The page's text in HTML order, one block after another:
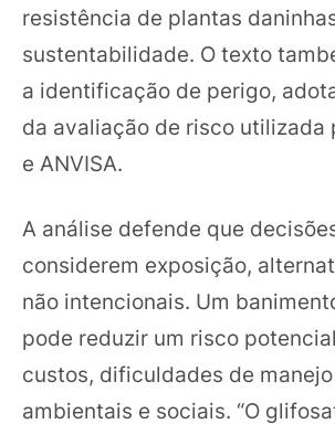
resistência de plantas
sustentabilidade. O texto
a identificação de perigo,
da avaliação de risco utilizada
e ANVISA.
A análise defende que
considerem exposição,
não intencionais. Um
pode reduzir um risco
custos, dificuldades de
ambientais e sociais. “O